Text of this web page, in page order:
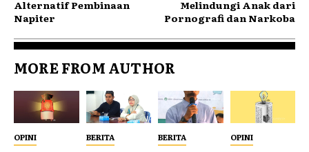
Alternatif Pembinaan
Napiter
Melindungi Anak dari
Pornografi dan Narkoba
MORE FROM AUTHOR
OPINI BERITA BERITA OPINI